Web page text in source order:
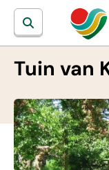
Tuin van